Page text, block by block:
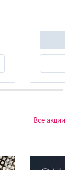
Все акции